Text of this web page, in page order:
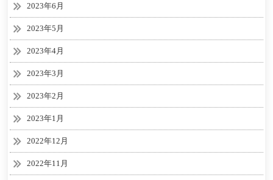
2023年6月
2023年5月
2023年4月
2023年3月
2023年2月
2023年1月
2022年12月
2022年11月